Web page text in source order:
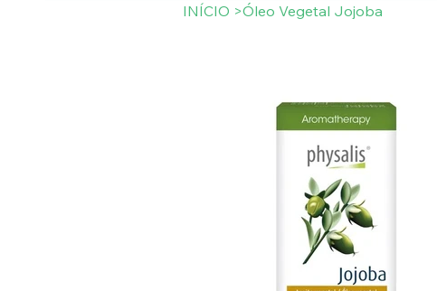
INÍCIO >Óleo Vegetal Jojoba